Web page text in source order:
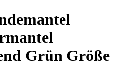
Grün Größe